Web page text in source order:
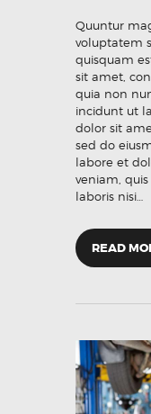
Quuntur
voluptatem
quisquam
sit amet,
quia non
incidunt ut
dolor sit
sed do
labore et
veniam,
laboris nisi…
READ